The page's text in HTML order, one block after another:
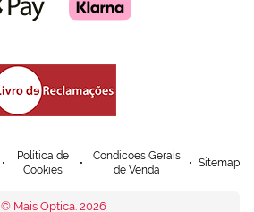
Política de
Cookies
Condicoes Gerais
de Venda
Sitemap
© Mais Optica. 2026